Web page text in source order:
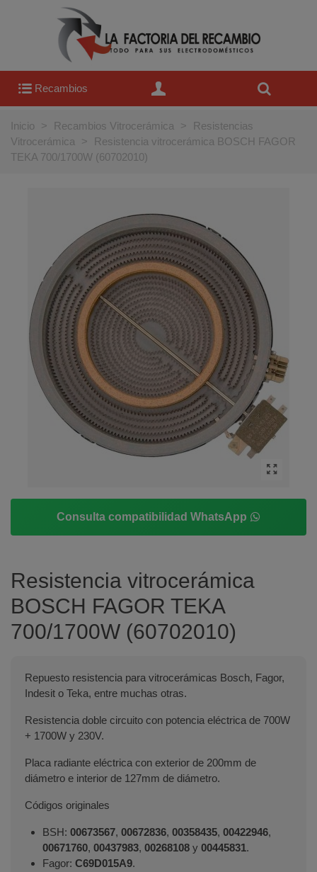
Recambios
Inicio > Recambios Vitrocerámica >
Resistencias
Vitrocerámica
>
Resistencia vitrocerámica BOSCH FAGOR
TEKA 700/1700W (60702010)
Consulta compatibilidad WhatsApp
Resistencia vitrocerámica
BOSCH FAGOR TEKA
700/1700W (60702010)
Repuesto resistencia para vitrocerámicas Bosch, Fagor,
Indesit o Teka, entre muchas otras.
Resistencia doble circuito con potencia eléctrica de 700W
+ 1700W y 230V.
Placa radiante eléctrica con exterior de 200mm de
diámetro e interior de 127mm de diámetro.
Códigos originales
BSH: 00673567, 00672836, 00358435, 00422946,
00671760, 00437983, 00268108 y 00445831.
Fagor: C69D015A9.